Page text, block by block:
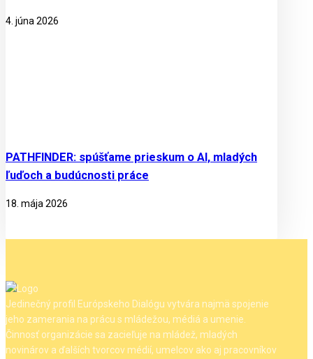
4. júna 2026
PATHFINDER: spúšťame prieskum o AI, mladých
ľuďoch a budúcnosti práce
18. mája 2026
Jedinečný profil Európskeho Dialógu vytvára najmä spojenie
jeho zamerania na prácu s mládežou, médiá a umenie.
Činnosť organizácie sa zacieľuje na mládež, mladých
novinárov a ďalších tvorcov médií, umelcov ako aj pracovníkov